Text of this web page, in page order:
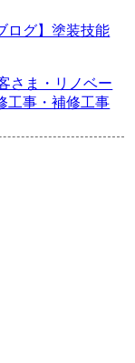
ログ】塗装技能
さま・リノベー
工事・補修工事